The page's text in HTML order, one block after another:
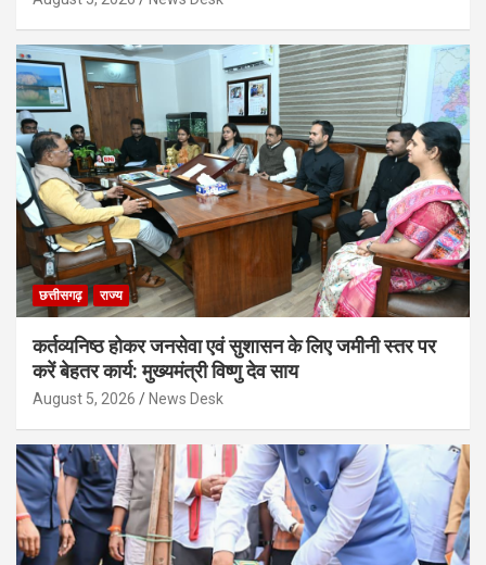
छत्तीसगढ़ राज्य
कर्तव्यनिष्ठ होकर जनसेवा एवं सुशासन के लिए जमीनी स्तर पर
करें बेहतर कार्य: मुख्यमंत्री विष्णु देव साय
August 5, 2026 News Desk